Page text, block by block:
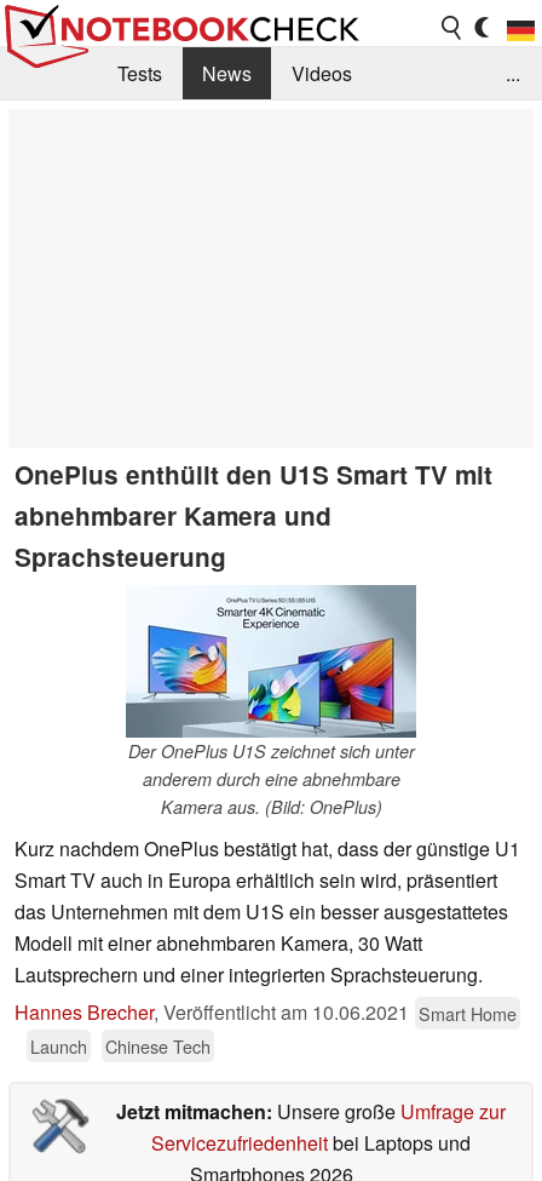
Tests News
Videos
...
OnePlus enthüllt den U1S Smart TV mit
abnehmbarer Kamera und
Sprachsteuerung
Der OnePlus U1S zeichnet sich unter
anderem durch eine abnehmbare
Kamera aus. (Bild: OnePlus)
Kurz nachdem OnePlus bestätigt hat, dass der günstige U1
Smart TV auch in Europa erhältlich sein wird, präsentiert
das Unternehmen mit dem U1S ein besser ausgestattetes
Modell mit einer abnehmbaren Kamera, 30 Watt
Lautsprechern und einer integrierten Sprachsteuerung.
Hannes Brecher, Veröffentlicht am 10.06.2021 Smart Home
Launch
Chinese Tech
Jetzt mitmachen: Unsere große Umfrage zur
Servicezufriedenheitbei Laptops und
Smartphones 2026